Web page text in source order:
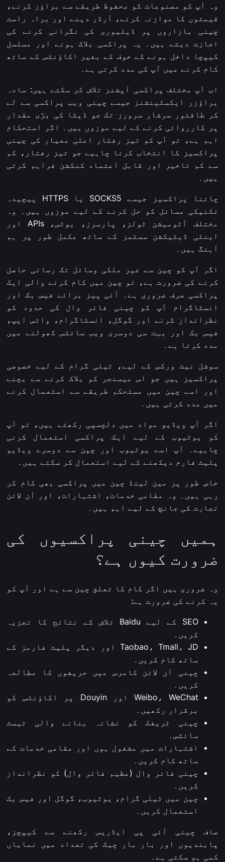
وہ آپ کو مصنوعات کو محفوظ طریقے سے براؤز کرنے،
قیمتوں کا موازنہ کرنے، آرڈر دینے اور براہ راست
چینی بازاروں پر ڈیلیوری کی نگرانی کرنے کی
اجازت دیتے ہیں۔ یہ پراکسی بلاک ہونے اور مسلسل
کیپچا داخل ہونے کے خوف کے بغیر اکاؤنٹس کے ساتھ
کام کرنے میں آپ کی مدد کرتی ہے۔
اب آپ مختلف پراکسی آپشنز تلاش کر سکتے ہیں: سادہ
براؤزر ایکسٹینشنز جیسے چینی ویب پراکسی سے لے
کر طاقتور سرشار سرورز تک جو ڈیٹا کی بڑی مقدار
پر کارروائی کرنے کے لیے موزوں ہیں۔ اگر استحکام
اہم ہے، تو آپ کو تیز رفتار اعلیٰ معیار کی چینی
پراکسیز کا انتخاب کرنا چاہیے جو تیز رفتار، کم
سے کم تاخیر اور قابل اعتماد کنکشن فراہم کرتی
ہیں۔
چائنا پراکسیز جیسے SOCKS5 یا HTTPS پیچیدہ
تکنیکی مسائل کو حل کرنے کے لیے موزوں ہیں۔ وہ
مختلف آٹومیشن ٹولز، پارسرز، بوٹس، APIs اور
اینٹی ڈیٹیکشن سسٹمز کے ساتھ مکمل طور پر ہم
آہنگ ہیں۔
اگر آپ کو چین سے غیر ملکی وسائل تک رسائی حاصل
کرنے کی ضرورت ہے، تو چین میں کام کرنے والی ایک
پراکسی صرف ضروری ہے۔ آئی پیز برائے فیس بک اور
انسٹاگرام آپ کو چینی فائر وال کی حدود کو
نظرانداز کرنے اور گوگل، انسٹاگرام، واٹس ایپ،
فیس بک اور بہت سی دوسری ویب سائٹس کھولنے میں
مدد کرتا ہے۔
سوشل نیٹ ورکس کے لیے، ٹیلی گرام کے لیے خصوصی
پراکسیز ہیں جو اس میسنجر کو بلاک کرنے سے بچنے
اور اسے چین میں مستحکم طریقے سے استعمال کرنے
میں مدد کرتی ہیں۔
اگر آپ ویڈیو مواد میں دلچسپی رکھتے ہیں، تو آپ
کو یوٹیوب کے لیے ایک پراکسی استعمال کرنی
چاہیے۔ آپ اسے یوٹیوب اور چین سے دوسرے ویڈیو
پلیٹ فارم دیکھنے کے لیے استعمال کر سکتے ہیں۔
خاص طور پر مین لینڈ چین میں پراکسی بھی کام کر
رہی ہیں۔ وہ مقامی خدمات، اشتہارات، اور آن لائن
تجارت کی جانچ کے لیے اہم ہیں۔
ہمیں چینی پراکسیوں کی
ضرورت کیوں ہے؟
وہ ضروری ہیں اگر کام کا تعلق چین سے ہے اور آپ کو
یہ کرنے کی ضرورت ہے:
SEO کے لیے Baidu تلاش کے نتائج کا تجزیہ
کریں۔
Taobao، Tmall، JD اور دیگر پلیٹ فارمز کے
ساتھ کام کریں۔
چینی آن لائن کامرس میں حریفوں کا مطالعہ
کریں۔
Weibo، WeChat اور Douyin پر اکاؤنٹس کو
برقرار رکھیں۔
چینی ٹریفک کو نشانہ بنانے والی ٹیسٹ
سائٹس۔
اشتہارات میں مشغول ہوں اور مقامی خدمات کے
ساتھ کام کریں۔
چینی فائر وال (عظیم فائر وال) کو نظرانداز
کریں۔
چین میں ٹیلی گرام، یوٹیوب، گوگل اور فیس بک
استعمال کریں۔
صاف چینی آئی پی ایڈریس رکھنے سے کیپچز،
پابندیوں اور بار بار چیک کی تعداد میں نمایاں
کمی ہو سکتی ہے۔